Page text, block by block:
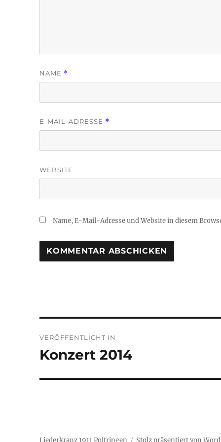
NAME *
E-MAIL-ADRESSE *
WEBSITE
Name, E-Mail-Adresse und Website in diesem
VERÖFFENTLICHT IN
Konzert 2014
Liederkranz 1911 Poltringen Stolz präsentiert von